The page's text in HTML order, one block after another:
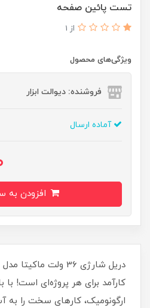
تست پائین صفحه
از 1
ویژگی‌های محصول
فروشنده: دیوالت ابزار
آماده ارسال
کارآمد برای هر پروژه‌ای است! با
ارگونومیک، کارهای سخت را به